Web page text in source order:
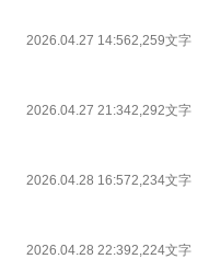
2026.04.27 14:562,259文字
2026.04.27 21:342,292文字
2026.04.28 16:572,234文字
2026.04.28 22:392,224文字